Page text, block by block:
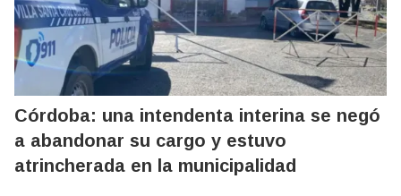
Córdoba: una intendenta interina se negó
a abandonar su cargo y estuvo
atrincherada en la municipalidad